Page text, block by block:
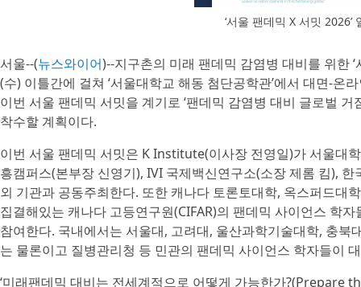
‘서울 팬데믹 X 서밋 2026’
서울--(뉴스와이어)--지구촌의 미래 팬데믹 감염병 대비를 위한
(수) 이틀간에 걸쳐 ‘서울대학교 해동 첨단공학관’에서 대면-온
이번 서울 팬데믹 서밋을 계기로 ‘팬데믹 감염병 대비 글로벌
착수할 계획이다.
이번 서울 팬데믹 서밋은 K Institute(이사장 전영일)가 서울대
흥캠퍼스(본부장 신영기), IVI 국제백신연구소(소장 제롬 킴),
외 기관과 공동주최한다. 또한 캐나다 토론토대학, 옥스퍼드대
집결해있는 캐나다 고등연구원(CIFAR)의 팬데믹 사이언스 학
참여한다. 국내에서는 서울대, 고려대, 울산과학기술대학, 충북
는 물론이고 질병관리청 등 민관의 팬데믹 사이언스 학자들이
‘미래팬데믹 대비는 전세계적으로 어떻게 가능한가?(Prepare